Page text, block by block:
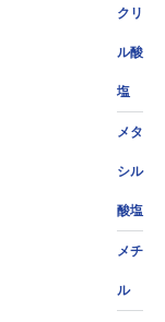
クリ
ル酸
塩
メタ
シル
酸塩
メチ
ル